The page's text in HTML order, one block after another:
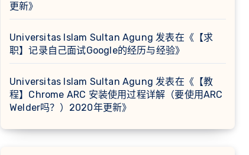
更新》
Universitas Islam Sultan Agung 发表在《 【求
职】记录自己面试Google的经历与经验》
Universitas Islam Sultan Agung 发表在《 【教
程】Chrome ARC 安装使用过程详解（要使用ARC
Welder吗？）2020年更新》